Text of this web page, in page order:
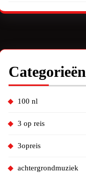
Categorieën
100 nl
3 op reis
3opreis
achtergrondmuziek